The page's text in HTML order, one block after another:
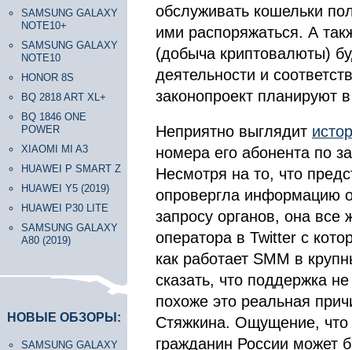
SAMSUNG GALAXY
NOTE10+
SAMSUNG GALAXY
NOTE10
HONOR 8S
BQ 2818 ART XL+
BQ 1846 ONE
POWER
XIAOMI MI A3
HUAWEI P SMART Z
HUAWEI Y5 (2019)
HUAWEI P30 LITE
SAMSUNG GALAXY
A80 (2019)
НОВЫЕ ОБЗОРЫ:
SAMSUNG GALAXY
обслуживать кошельки
ими распоряжаться. А
(добыча криптовалюты)
деятельности и
законопроект планируют
Неприятно выглядит
номера его абонента по
Несмотря на то, что
опровергла информацию
запросу органов, она все
оператора в Twitter с
как работает SMM в
сказать, что поддержка
похоже это реальная
Стяжкина. Ощущение,
гражданин России может